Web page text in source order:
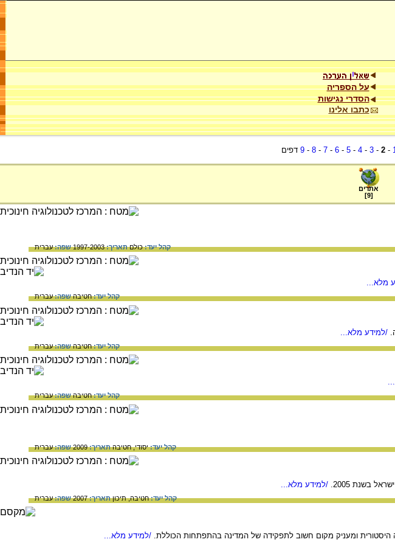
על הספריה
הסדרי נגישות
כתבו אלינו
-
2
-
3
-
4
-
5
-
6
-
7
-
8
-
9 דפים
אתרים
[
9
]
קהל יעד:כולםתאריך:1997-2003 שפה:עברית
מלא...
קהל יעד:חטיבהשפה:עברית
/למידע מלא...
קהל יעד:חטיבהשפה:עברית
קהל יעד:חטיבהשפה:עברית
קהל יעד:יסודי,חטיבהתאריך:2009 שפה:עברית
בשנת 2005. /למידע מלא...
קהל יעד:חטיבה,תיכוןתאריך:2007 שפה:עברית
היסטורית ומעניק מקום חשוב לתפקידה של המדינה בהתפתחות הכוללת. /למידע מלא...